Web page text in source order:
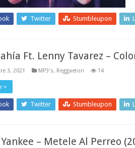
Twitter Stumbleupon
Ft. Lenny Tavarez –
3, 2021 MP3's, Reggaeton 14
»
Twitter Stumbleupon
– Metele Al Perreo